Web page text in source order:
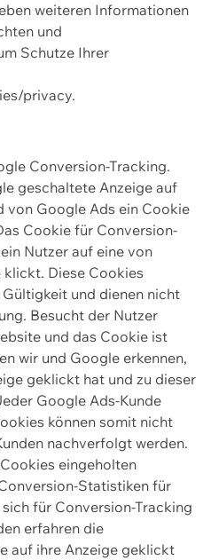
weiteren Informationen
und
Schutze Ihrer
privacy.
Conversion-Tracking.
geschaltete Anzeige auf
von Google Ads ein Cookie
Cookie für Conversion-
Nutzer auf eine von
Diese Cookies
und dienen nicht
Besucht der Nutzer
und das Cookie ist
wir und Google erkennen,
geklickt hat und zu dieser
Google Ads-Kunde
können somit nicht
nachverfolgt werden.
eingeholten
Statistiken für
für Conversion-Tracking
erfahren die
auf ihre Anzeige geklickt